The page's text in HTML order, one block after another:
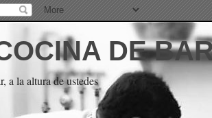
DE
a la altura de ustedes